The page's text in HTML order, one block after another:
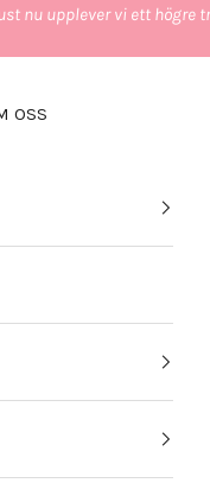
nu upplever vi ett högre
OSS